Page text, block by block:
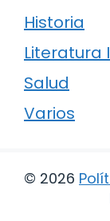
Historia
Literatura
Salud
Varios
© 2026